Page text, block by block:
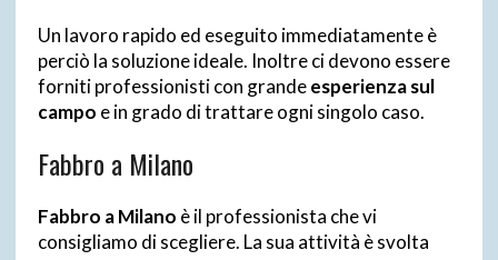
Un lavoro rapido ed eseguito immediatamente è
perciò la soluzione ideale. Inoltre ci devono essere
forniti professionisti con grandeesperienza sul
campo e in grado di trattare ogni singolo caso.
Fabbro a Milano
Fabbro a Milano è il professionista che vi
consigliamo di scegliere. La sua attività è svolta